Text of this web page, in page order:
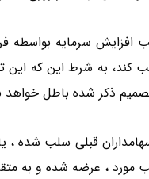
افزایش سرمایه بواسطه
کند، به شرط این که
شده باطل خواهد بود . ( ماده
قبلی سلب شده
، عرضه شده و به متقاضیان